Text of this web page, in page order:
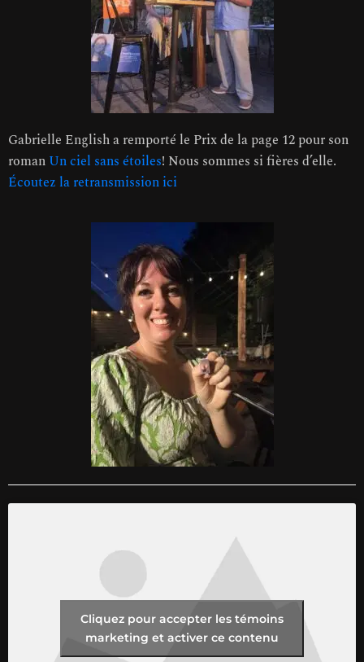
Gabrielle English a remporté le Prix de la page 12 pour son
roman Un ciel sans étoiles! Nous sommes si fières d’elle.
Écoutez la retransmission ici
Cliquez pour accepter les témoins
marketing et activer ce contenu